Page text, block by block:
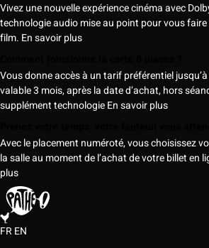
Vivez une nouvelle expérience cinéma avec
technologie audio mise au point pour vous
film. En savoir plus
Vous donne accès à un tarif préférentiel
valable 3 mois, après la date d’achat, hors
supplément technologieEn savoir plus
Avec le placement numéroté, vous choisissez
la salle au moment de l’achat de votre billet en
plus
FREN